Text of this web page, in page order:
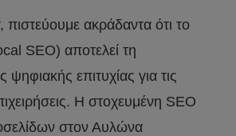
, πιστεύουμε ακράδαντα ότι το
SEO) αποτελεί τη
ψηφιακής επιτυχίας για τις
Η στοχευμένη SEO
στον Αυλώνα